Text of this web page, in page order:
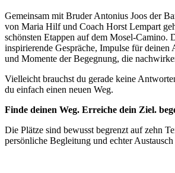
Gemeinsam mit Bruder Antonius Joos der
von Maria Hilf und Coach Horst Lempart
schönsten Etappen auf dem Mosel-Camino.
inspirierende Gespräche, Impulse für
und Momente der Begegnung, die
Vielleicht brauchst du gerade keine
du einfach einen neuen Weg.
Finde deinen Weg. Erreiche dein Ziel.
Die Plätze sind bewusst begrenzt auf zehn
persönliche Begleitung und echter